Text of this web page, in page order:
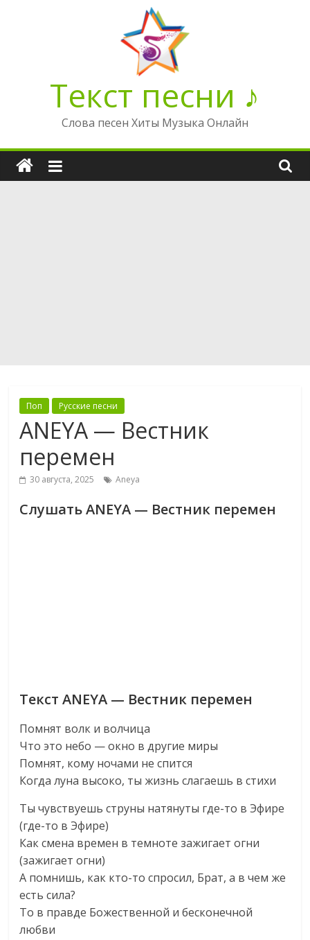
Текст песни ♪
Слова песен Хиты Музыка Онлайн
Поп Русские песни
ANEYA — Вестник
перемен
30 августа, 2025 Aneya
Слушать ANEYA — Вестник перемен
Текст ANEYA — Вестник перемен
Помнят волк и волчица
Что это небо — окно в другие миры
Помнят, кому ночами не спится
Когда луна высоко, ты жизнь слагаешь в стихи
Ты чувствуешь струны натянуты где-то в Эфире
(где-то в Эфире)
Как смена времен в темноте зажигает огни
(зажигает огни)
А помнишь, как кто-то спросил, Брат, а в чем же
есть сила?
То в правде Божественной и бесконечной
любви